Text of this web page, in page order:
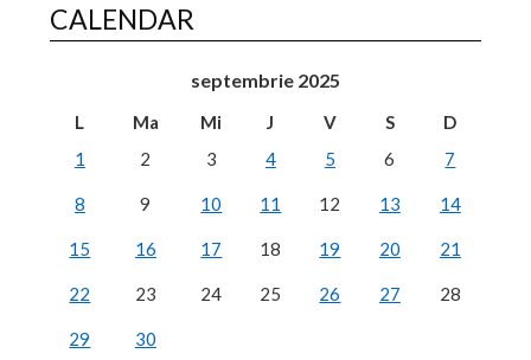
CALENDAR
septembrie 2025
L Ma Mi J V S
D
1
2 3 4 5 6 7
8 9 10 11 12 13 14
15 16 17 18 19 20 21
22 23 24 25 26 27 28
29
30